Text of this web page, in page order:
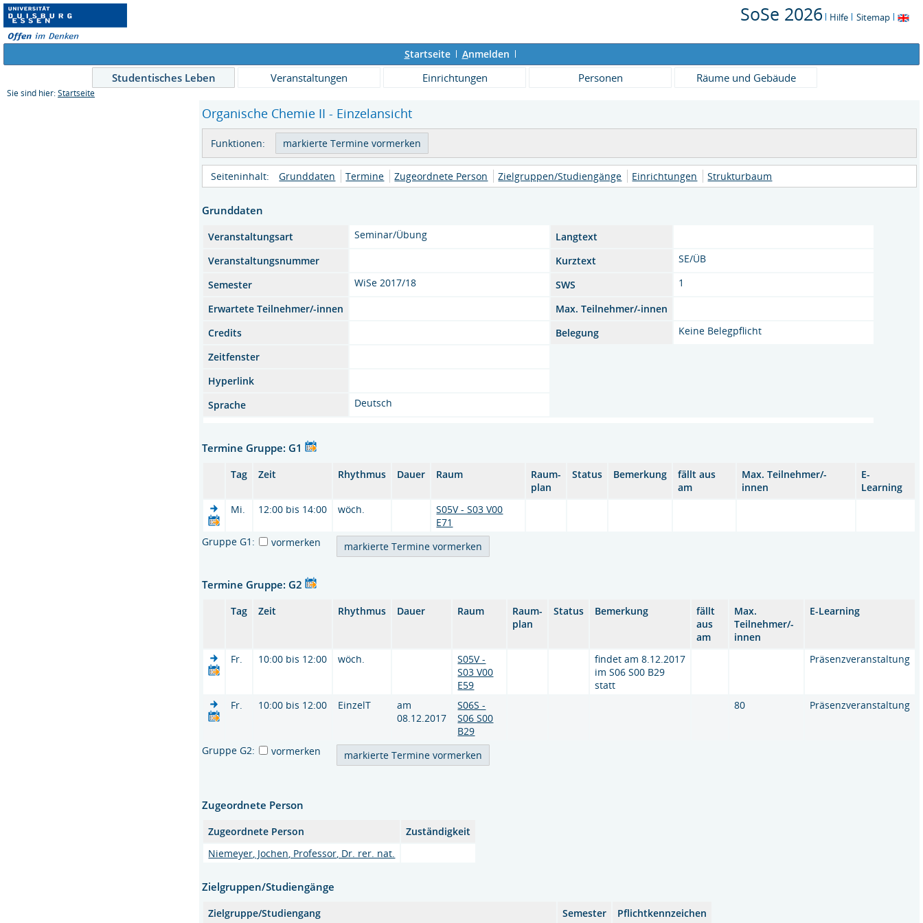
SoSe 2026 Hilfe Sitemap
Startseite Anmelden
Studentisches Leben Veranstaltungen Einrichtungen Personen Räume und Gebäude
Sie sind hier: Startseite
Organische Chemie II - Einzelansicht
Funktionen:
Seiteninhalt: Grunddaten Termine Zugeordnete Person Zielgruppen/Studiengänge Einrichtungen Strukturbaum
Grunddaten
Veranstaltungsart Seminar/Übung
Langtext
Veranstaltungsnummer
Kurztext
SE/ÜB
Semester
WiSe 2017/18 SWS
1
Erwartete Teilnehmer/-innen
Max. Teilnehmer/-innen
Credits
Belegung
Keine Belegpflicht
Zeitfenster
Hyperlink
Sprache
Deutsch
Termine Gruppe: G1
Tag Zeit Rhythmus Dauer Raum
Raum-
plan
Status Bemerkung
fällt aus
am
Max. Teilnehmer/-
innen
E-
Learning
Mi.
12:00 bis 14:00 wöch.
S05V - S03 V00
E71
Gruppe G1:
vormerken
Termine Gruppe: G2
Tag Zeit Rhythmus Dauer Raum
Raum-
plan
Status Bemerkung
fällt
aus
am
Max.
Teilnehmer/-
innen
E-Learning
Fr. 10:00 bis 12:00 wöch.
S05V -
S03 V00
E59
findet am 8.12.2017
im S06 S00 B29
statt
Präsenzveranstaltung
Fr. 10:00 bis 12:00 EinzelT
am
08.12.2017
S06S -
S06 S00
B29
80 Präsenzveranstaltung
Gruppe G2: vormerken
Zugeordnete Person
Zugeordnete Person
Zuständigkeit
Niemeyer, Jochen, Professor, Dr. rer. nat.
Zielgruppen/Studiengänge
Zielgruppe/Studiengang Semester Pflichtkennzeichen